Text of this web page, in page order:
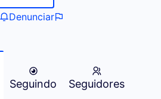
Denunciar
Seguindo Seguidores